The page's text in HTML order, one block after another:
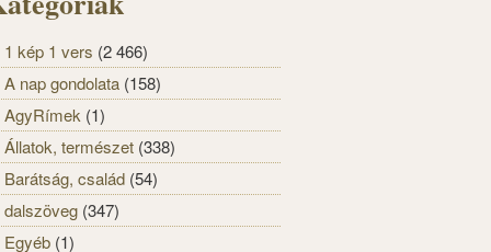
1 kép 1 vers (2 466)
A nap gondolata (158)
AgyRímek (1)
Állatok, természet (338)
Barátság, család (54)
dalszöveg (347)
Egyéb (1)